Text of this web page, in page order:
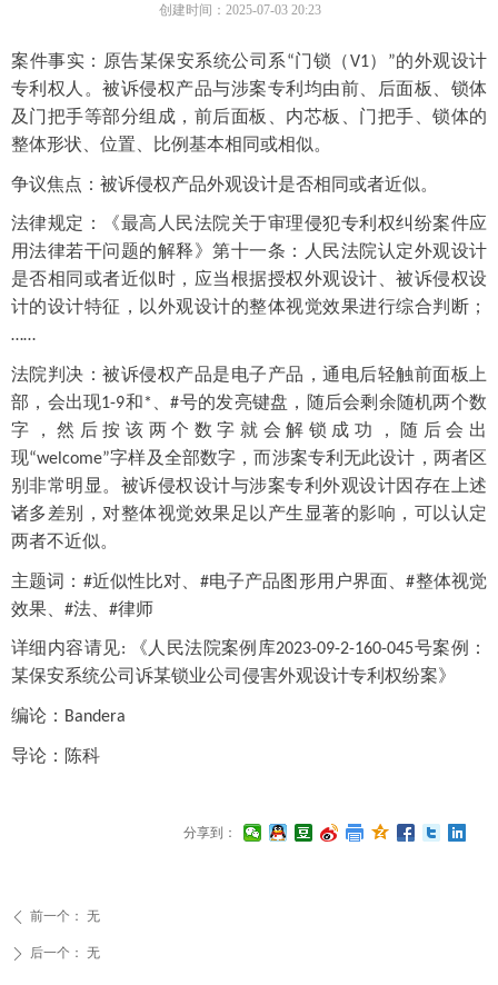
案件事实：原告某保安系统公司系“门锁（V1） ”的外观设计
专利权人。被诉侵权产品与涉案专利均由前、后面板、锁体
及门把手等部分组成，前后面板、内芯板、门把手、锁体的
整体形状、位置、比例基本相同或相似。
争议焦点：被诉侵权产品外观设计是否相同或者近似。
法律规定：《最高人民法院关于审理侵犯专利权纠纷案件应
用法律若干问题的解释》第十一条：人民法院认定外观设计
是否相同或者近似时，应当根据授权外观设计、被诉侵权设
计的设计特征，以外观设计的整体视觉效果进行综合判断；
……
法院判决：被诉侵权产品是电子产品，通电后轻触前面板上
部，会出现1-9和* 、#号的发亮键盘，随后会剩余随机两个数
字，然后按该两个数字就会解锁成功，随后会出
现“welcome”字样及全部数字，而涉案专利无此设计，两者区
别非常明显。被诉侵权设计与涉案专利外观设计因存在上述
诸多差别，对整体视觉效果足以产生显著的影响，可以认定
两者不近似。
主题词： #近似性比对 #电子产品图形用户界面 、#整体视觉
效果
#法、 #律师
详细内容请见: 《人民法院案例库2023-09-2-160-045号案例 ：
某保安系统公司诉某锁业公司侵害外观设计专利权纷案》
编论： Bandera
导论：陈科
创建时间： 2025-07-03 20:23
分享到：
ꄴ 前一个： 无
ꄲ 后一个： 无